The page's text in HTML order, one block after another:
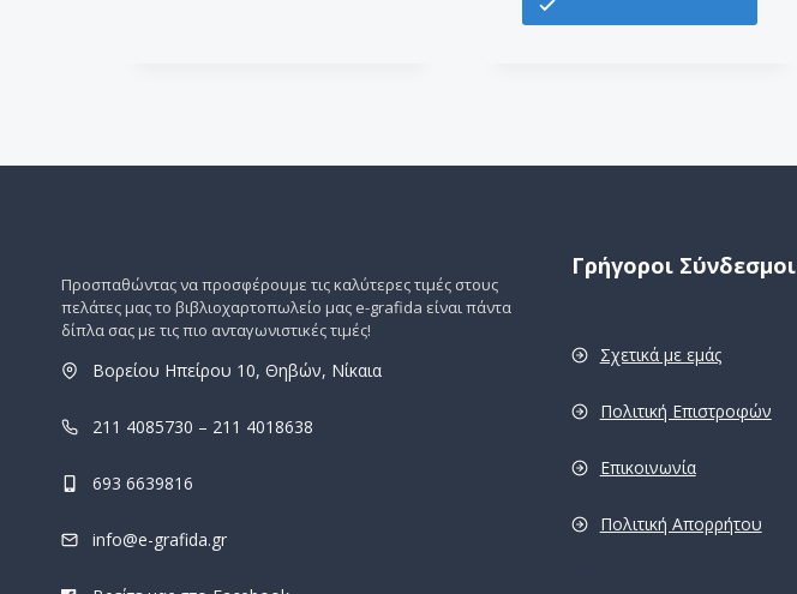
Προσπαθώντας να προσφέρουμε τις καλύτερες τιμές στους
πελάτες μας το βιβλιοχαρτοπωλείο μας e-grafida είναι πάντα
δίπλα σας με τις πιο ανταγωνιστικές τιμές!
Βορείου Ηπείρου 10, Θηβών, Νίκαια
211 4085730 – 211 4018638
693 6639816
info@e-grafida.gr
Γρήγοροι Σύνδεσμοι
Σχετικά με εμάς
Πολιτική Επιστροφών
Επικοινωνία
Πολιτική Απορρήτου